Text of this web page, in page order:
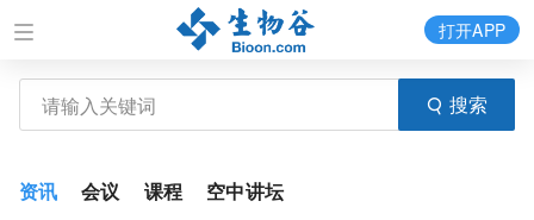
搜索
打开APP
资讯 会议 课程 空中讲坛